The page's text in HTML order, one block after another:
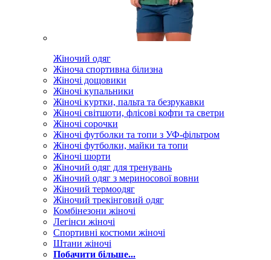
Жіночий одяг
Жіноча спортивна білизна
Жіночі дощовики
Жіночі купальники
Жіночі куртки, пальта та безрукавки
Жіночі світшоти, флісові кофти та светри
Жіночі сорочки
Жіночі футболки та топи з УФ-фільтром
Жіночі футболки, майки та топи
Жіночі шорти
Жіночий одяг для тренувань
Жіночий одяг з мериносової вовни
Жіночий термоодяг
Жіночий трекінговий одяг
Комбінезони жіночі
Легінси жіночі
Спортивні костюми жіночі
Штани жіночі
Побачити більше...